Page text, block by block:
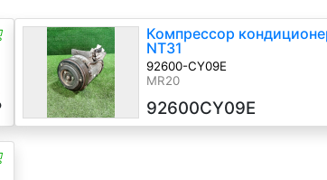
Компрессор
NT31
92600-CY09E
MR20
92600CY09E